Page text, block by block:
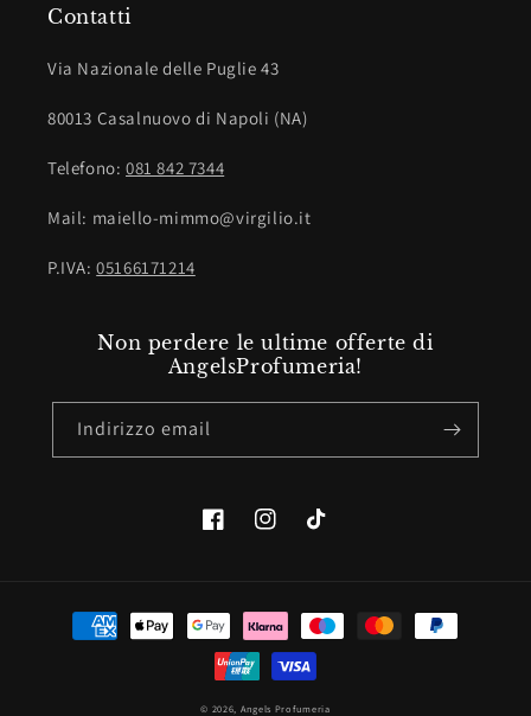
Contatti
Via Nazionale delle Puglie 43
80013 Casalnuovo di Napoli (NA)
Telefono: 081 842 7344
Mail: maiello-mimmo@virgilio.it
P.IVA:05166171214
Non perdere le ultime offerte di
AngelsProfumeria!
Indirizzo email
FacebookInstagramTikTok
Metodi
© 2026, Angels Profumeria